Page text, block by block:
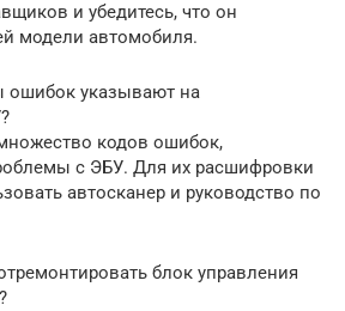
и убедитесь, что он
модели автомобиля.
ошибок указывают на
кодов ошибок,
с ЭБУ. Для их расшифровки
автосканер и руководство по
блок управления